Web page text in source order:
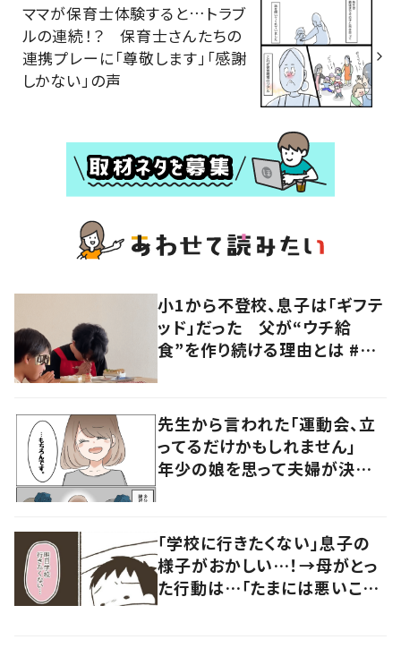
ママが保育士体験すると…トラブ
ルの連続！？ 保育士さんたちの
連携プレーに「尊敬します」「感謝
しかない」の声
小1から不登校、息子は「ギフテ
ッド」だった 父が“ウチ給
食”を作り続ける理由とは #令
先生から言われた「運動会、立
ってるだけかもしれません」
年少の娘を思って夫婦が決め
「学校に行きたくない」息子の
様子がおかしい…！→母がとっ
た行動は…「たまには悪いこと